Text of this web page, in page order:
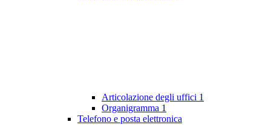
Articolazione degli uffici 1
Organigramma 1
Telefono e posta elettronica